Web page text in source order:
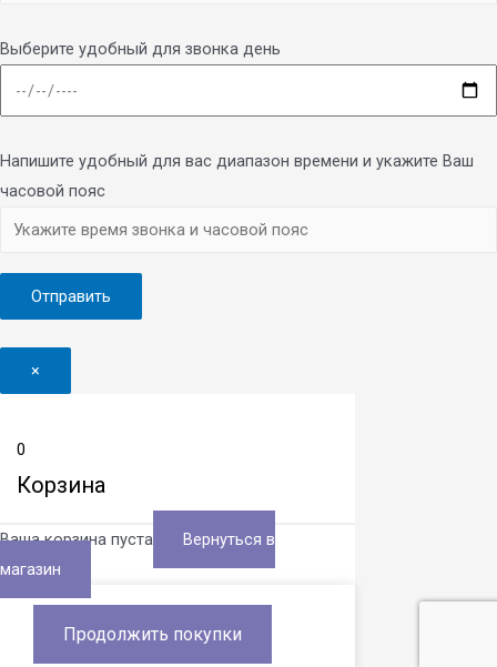
Выберите удобный для звонка день
Напишите удобный для вас диапазон времени и укажите Ваш
часовой пояс
×
0
Корзина
Ваша корзина пуста
Вернуться в
магазин
Продолжить покупки